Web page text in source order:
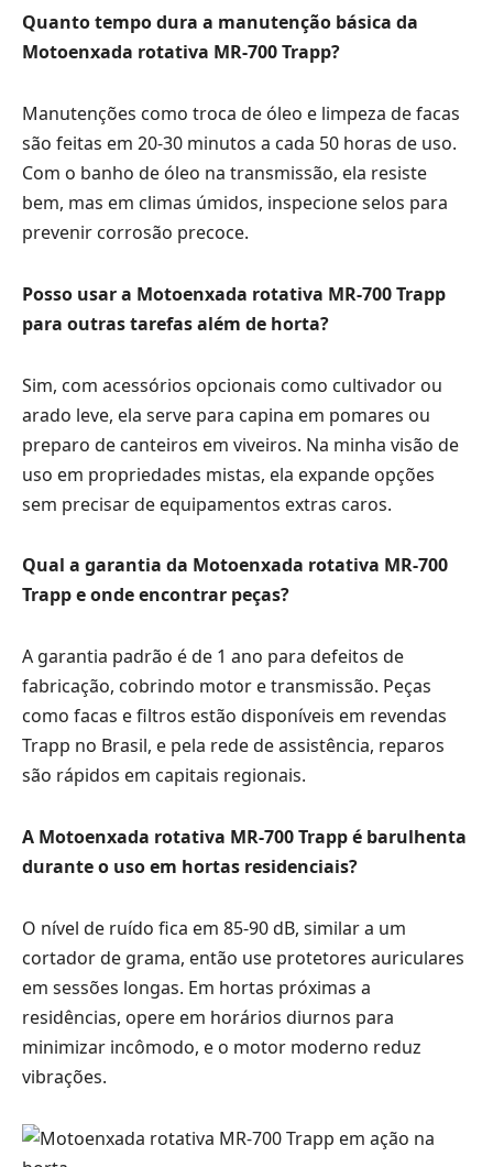
Quanto tempo dura a manutenção básica da
Motoenxada rotativa MR-700 Trapp?
Manutenções como troca de óleo e limpeza de facas
são feitas em 20-30 minutos a cada 50 horas de uso.
Com o banho de óleo na transmissão, ela resiste
bem, mas em climas úmidos, inspecione selos para
prevenir corrosão precoce.
Posso usar a Motoenxada rotativa MR-700 Trapp
para outras tarefas além de horta?
Sim, com acessórios opcionais como cultivador ou
arado leve, ela serve para capina em pomares ou
preparo de canteiros em viveiros. Na minha visão de
uso em propriedades mistas, ela expande opções
sem precisar de equipamentos extras caros.
Qual a garantia da Motoenxada rotativa MR-700
Trapp e onde encontrar peças?
A garantia padrão é de 1 ano para defeitos de
fabricação, cobrindo motor e transmissão. Peças
como facas e filtros estão disponíveis em revendas
Trapp no Brasil, e pela rede de assistência, reparos
são rápidos em capitais regionais.
A Motoenxada rotativa MR-700 Trapp é barulhenta
durante o uso em hortas residenciais?
O nível de ruído fica em 85-90 dB, similar a um
cortador de grama, então use protetores auriculares
em sessões longas. Em hortas próximas a
residências, opere em horários diurnos para
minimizar incômodo, e o motor moderno reduz
vibrações.